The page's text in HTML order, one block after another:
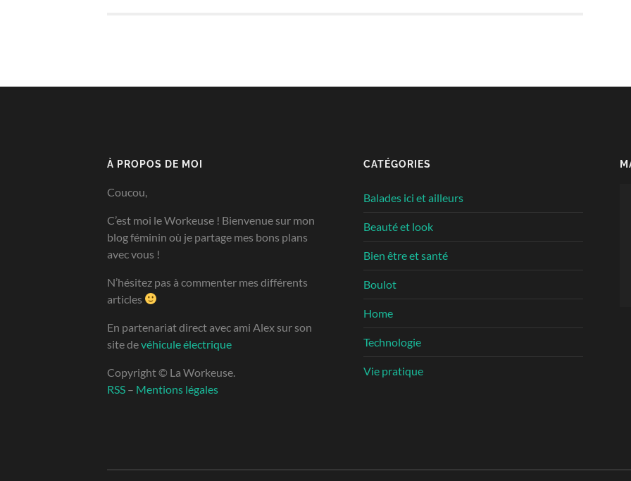
À PROPOS DE MOI
Coucou,
C’est moi le Workeuse ! Bienvenue sur mon
blog féminin où je partage mes bons plans
avec vous !
N’hésitez pas à commenter mes différents
articles
En partenariat direct avec ami Alex sur son
site devéhicule électrique
Copyright © La Workeuse.
RSS – Mentions légales
CATÉGORIES
Balades ici et ailleurs
Beauté et look
Bien être et santé
Boulot
Home
Technologie
Vie pratique